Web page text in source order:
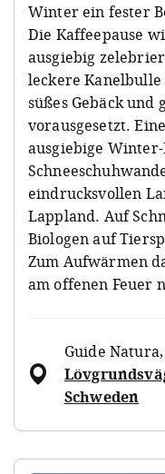
Winter ein fester
Die Kaffeepause
ausgiebig
leckere Kanelbulle
süßes Gebäck und
vorausgesetzt.
ausgiebige
eindrucksvollen
Lappland. Auf
Biologen auf
Zum Aufwärmen
am offenen Feuer
Guide Natura,
Schweden